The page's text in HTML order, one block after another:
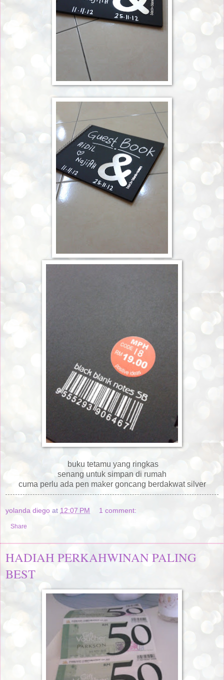
buku tetamu yang ringkas
senang untuk simpan di rumah
cuma perlu ada pen maker goncang berdakwat silver
yolanda diego at 12:07 PM 1 comment:
Share
HADIAH PERKAHWINAN PALING
BEST